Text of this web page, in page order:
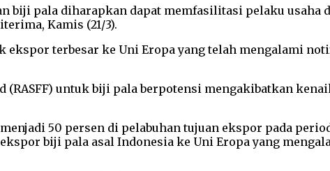
biji pala diharapkan dapat memfasilitasi pelaku usaha
Kamis (21/3).
ekspor terbesar ke Uni Eropa yang telah mengalami
(RASFF) untuk biji pala berpotensi mengakibatkan
50 persen di pelabuhan tujuan ekspor pada
biji pala asal Indonesia ke Uni Eropa yang